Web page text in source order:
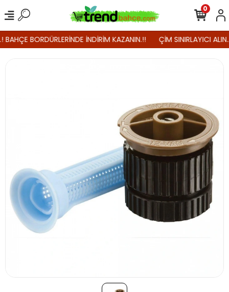
BORDÜRLERİNDE İNDİRİM KAZANIN.!! ÇİM SINIRLAYICI
0